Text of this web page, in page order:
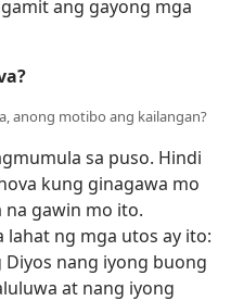
ang gayong mga
anong motibo ang kailangan?
sa puso. Hindi
kung ginagawa mo
gawin mo ito.
lahat ng mga utos ay ito:
Diyos nang iyong buong
at nang iyong